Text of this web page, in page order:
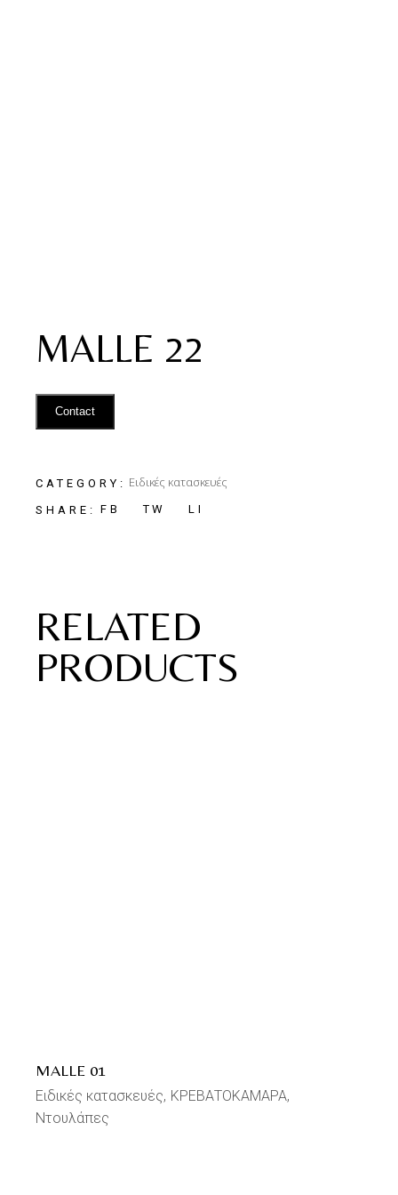
MALLE 22
Contact
CATEGORY: Ειδικές κατασκευές
SHARE: FB TW LI
RELATED
PRODUCTS
MALLE 01
Ειδικές κατασκευές ΚΡΕΒΑΤΟΚΑΜΑΡΑ
Ντουλάπες